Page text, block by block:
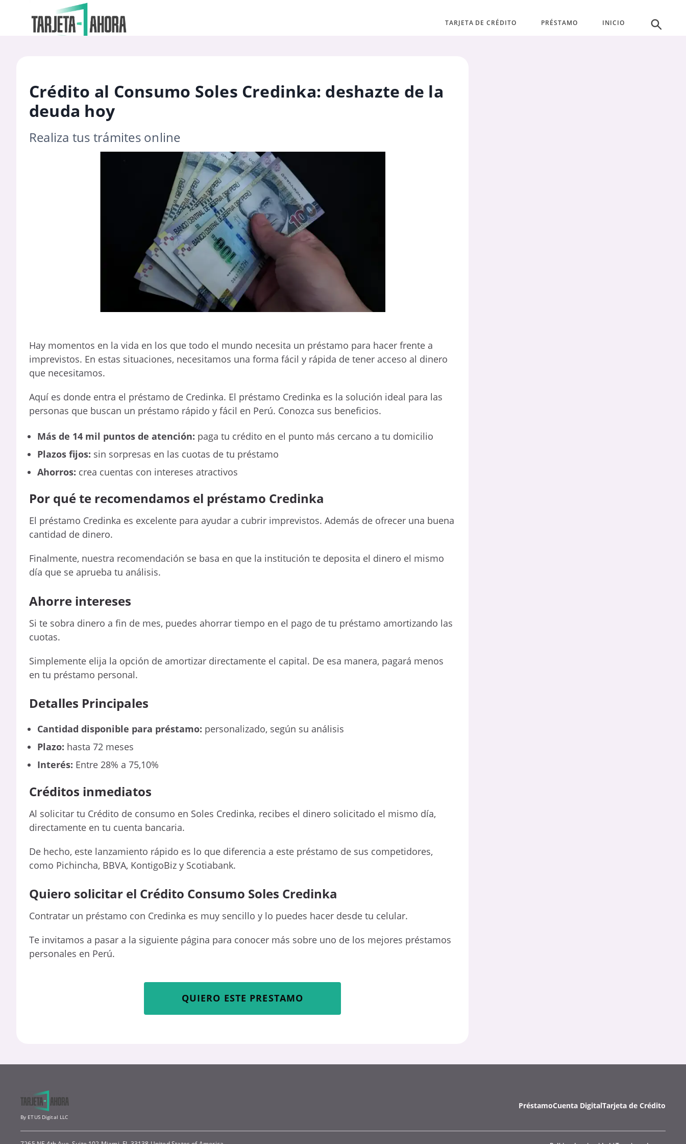
TARJETA DE CRÉDITO PRÉSTAMO INICIO
Crédito al Consumo Soles Credinka: deshazte de la
deuda hoy
Realiza tus trámites online
Hay momentos en la vida en los que todo el mundo necesita un préstamo para hacer frente a
imprevistos. En estas situaciones, necesitamos una forma fácil y rápida de tener acceso al dinero
que necesitamos.
Aquí es donde entra el préstamo de Credinka. El préstamo Credinka es la solución ideal para las
personas que buscan un préstamo rápido y fácil en Perú. Conozca sus beneficios.
Más de 14 mil puntos de atención: paga tu crédito en el punto más cercano a tu domicilio
Plazos fijos: sin sorpresas en las cuotas de tu préstamo
Ahorros: crea cuentas con intereses atractivos
Por qué te recomendamos el préstamo Credinka
El préstamo Credinka es excelente para ayudar a cubrir imprevistos. Además de ofrecer una buena
cantidad de dinero.
Finalmente, nuestra recomendación se basa en que la institución te deposita el dinero el mismo
día que se aprueba tu análisis.
Ahorre intereses
Si te sobra dinero a fin de mes, puedes ahorrar tiempo en el pago de tu préstamo amortizando las
cuotas.
Simplemente elija la opción de amortizar directamente el capital. De esa manera, pagará menos
en tu préstamo personal.
Detalles Principales
Cantidad disponible para préstamo: personalizado, según su análisis
Plazo: hasta 72 meses
Interés: Entre 28% a 75,10%
Créditos inmediatos
Al solicitar tu Crédito de consumo en Soles Credinka, recibes el dinero solicitado el mismo día,
directamente en tu cuenta bancaria.
De hecho, este lanzamiento rápido es lo que diferencia a este préstamo de sus competidores,
como Pichincha, BBVA, KontigoBiz y Scotiabank.
Quiero solicitar el Crédito Consumo Soles Credinka
Contratar un préstamo con Credinka es muy sencillo y lo puedes hacer desde tu celular.
Te invitamos a pasar a la siguiente página para conocer más sobre uno de los mejores préstamos
personales en Perú.
QUIERO ESTE PRESTAMO
By ETUS Digital LLC
PréstamoCuenta DigitalTarjeta de Crédito